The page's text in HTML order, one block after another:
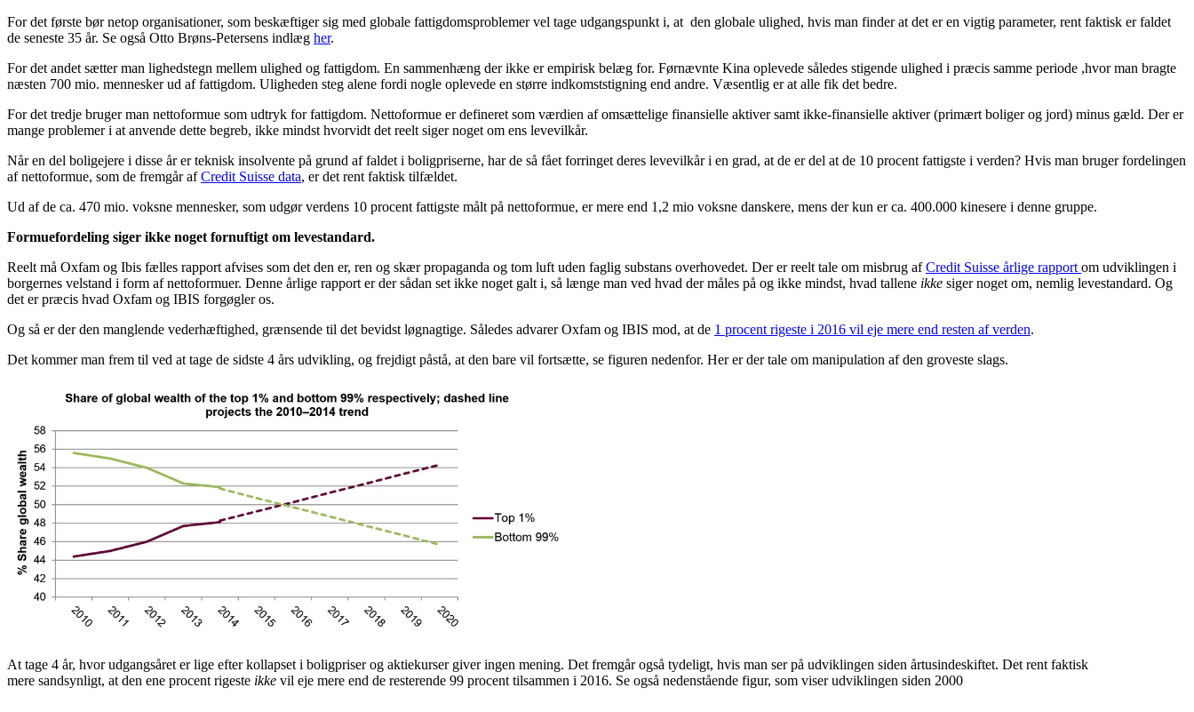
For det første bør netop organisationer, som beskæftiger sig med globale fattigdomsproblemer vel tage udgangspunkt i, at den globale ulighed, hvis man finder at det er en vigtig parameter, rent faktisk er faldet
de seneste 35 år. Se også Otto Brøns-Petersens indlæg her.
For det andet sætter man lighedstegn mellem ulighed og fattigdom. En sammenhæng der ikke er empirisk belæg for. Førnævnte Kina oplevede således stigende ulighed i præcis samme periode ,hvor man bragte
næsten 700 mio. mennesker ud af fattigdom. Uligheden steg alene fordi nogle oplevede en større indkomststigning end andre. Væsentlig er at alle fik det bedre.
For det tredje bruger man nettoformue som udtryk for fattigdom. Nettoformue er defineret som værdien af omsættelige finansielle aktiver samt ikke-finansielle aktiver (primært boliger og jord) minus gæld. Der er
mange problemer i at anvende dette begreb, ikke mindst hvorvidt det reelt siger noget om ens levevilkår.
Når en del boligejere i disse år er teknisk insolvente på grund af faldet i boligpriserne, har de så fået forringet deres levevilkår i en grad, at de er del at de 10 procent fattigste i verden? Hvis man bruger fordelingen
af nettoformue, som de fremgår afCredit Suisse data, er det rent faktisk tilfældet.
Ud af de ca. 470 mio. voksne mennesker, som udgør verdens 10 procent fattigste målt på nettoformue, er mere end 1,2 mio voksne danskere, mens der kun er ca. 400.000 kinesere i denne gruppe.
Formuefordeling siger ikke noget fornuftigt om levestandard.
Reelt må Oxfam og Ibis fælles rapport afvises som det den er, ren og skær propaganda og tom luft uden faglig substans overhovedet. Der er reelt tale om misbrug afCredit Suisse årlige rapport om udviklingen i
borgernes velstand i form af nettoformuer. Denne årlige rapport er der sådan set ikke noget galt i, så længe man ved hvad der måles på og ikke mindst, hvad tallene ikke siger noget om, nemlig levestandard. Og
det er præcis hvad Oxfam og IBIS forgøgler os.
Og så er der den manglende vederhæftighed, grænsende til det bevidst løgnagtige. Således advarer Oxfam og IBIS mod, at de 1 procent rigeste i 2016 vil eje mere end resten af verden.
Det kommer man frem til ved at tage de sidste 4 års udvikling, og frejdigt påstå, at den bare vil fortsætte, se figuren nedenfor. Her er der tale om manipulation af den groveste slags.
At tage 4 år, hvor udgangsåret er lige efter kollapset i boligpriser og aktiekurser giver ingen mening. Det fremgår også tydeligt, hvis man ser på udviklingen siden årtusindeskiftet. Det rent faktisk
mere sandsynligt, at den ene procent rigeste ikke vil eje mere end de resterende 99 procent tilsammen i 2016. Se også nedenstående figur, som viser udviklingen siden 2000